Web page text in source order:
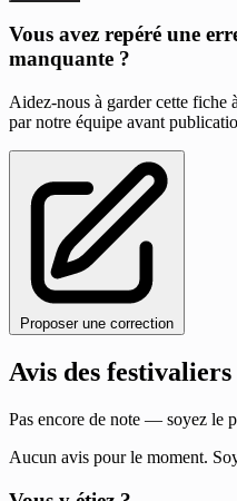
Vous avez repéré une
manquante ?
Aidez-nous à garder cette fiche
par notre équipe avant
Proposer une correction
Avis des festivaliers
Pas encore de note — soyez le
Aucun avis pour le moment.